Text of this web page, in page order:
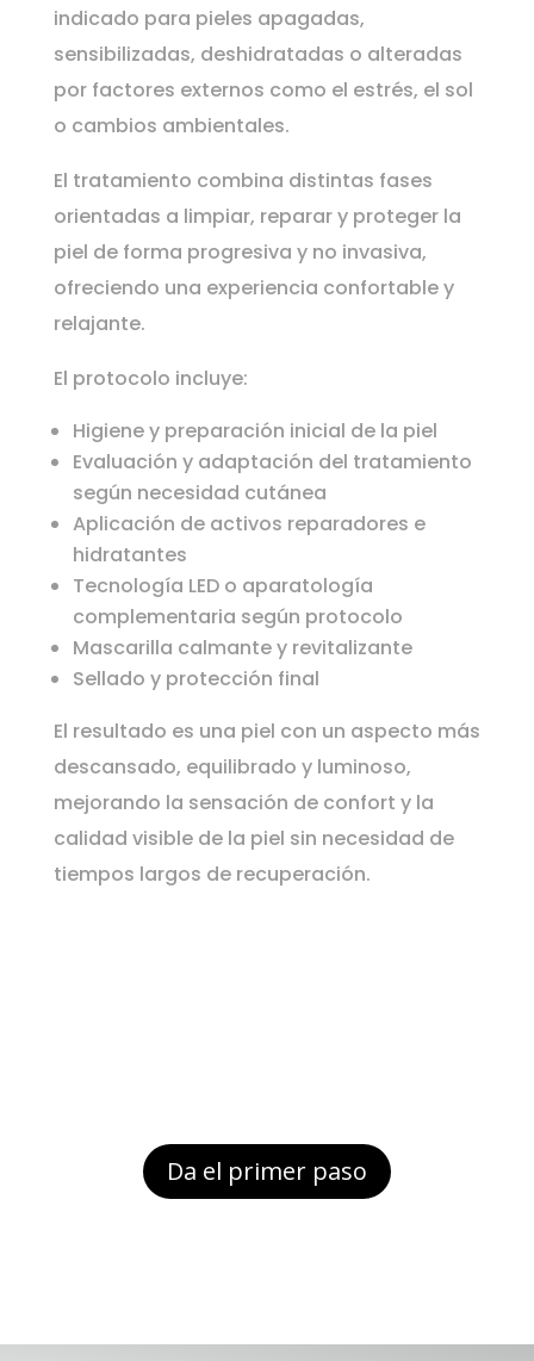
indicado para pieles apagadas,
sensibilizadas, deshidratadas o alteradas
por factores externos como el estrés, el sol
o cambios ambientales.
El tratamiento combina distintas fases
orientadas a limpiar, reparar y proteger la
piel de forma progresiva y no invasiva,
ofreciendo una experiencia confortable y
relajante.
El protocolo incluye:
Higiene y preparación inicial de la piel
Evaluación y adaptación del tratamiento
según necesidad cutánea
Aplicación de activos reparadores e
hidratantes
Tecnología LED o aparatología
complementaria según protocolo
Mascarilla calmante y revitalizante
Sellado y protección final
El resultado es una piel con un aspecto más
descansado, equilibrado y luminoso,
mejorando la sensación de confort y la
calidad visible de la piel sin necesidad de
tiempos largos de recuperación.
Da el primer paso